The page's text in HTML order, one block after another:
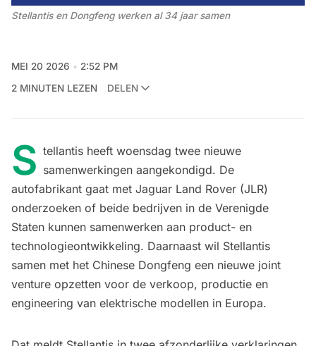
Stellantis en Dongfeng werken al 34 jaar samen
MEI 20 2026
2:52 PM
2 MINUTEN LEZEN
DELEN
S tellantis heeft woensdag twee nieuwe
samenwerkingen aangekondigd. De
autofabrikant gaat met Jaguar Land Rover (JLR)
onderzoeken of beide bedrijven in de Verenigde
Staten kunnen samenwerken aan product- en
technologieontwikkeling. Daarnaast wil Stellantis
samen met het Chinese Dongfeng een nieuwe joint
venture opzetten voor de verkoop, productie en
engineering van elektrische modellen in Europa.